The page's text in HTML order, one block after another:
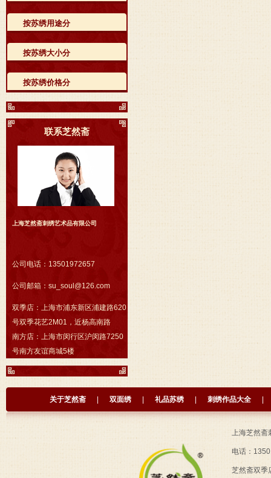
按苏绣用途分
按苏绣大小分
按苏绣价格分
联系芝然斋
上海芝然斋刺绣艺术品有限公司
公司电话： 13501972657
公司邮箱： su_soul@126.com
双季店：
上海市浦东新区浦建路620
号双季花艺2M01，近杨高南路
南方店：
上海市闵行区沪闵路7250
号南方友谊商城5楼
关于芝然斋 | 双面绣 | 礼品苏绣 | 刺绣作品大全 |
上海芝然
电话：
芝然斋双季